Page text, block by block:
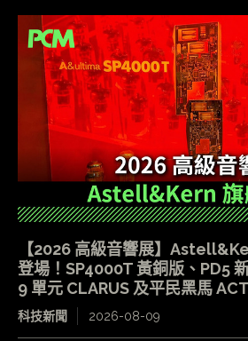
【2026 高級音響展】
登場！SP4000T 黃銅版、PD5
9 單元 CLARUS 及平民黑馬
科技新聞 2026-08-09